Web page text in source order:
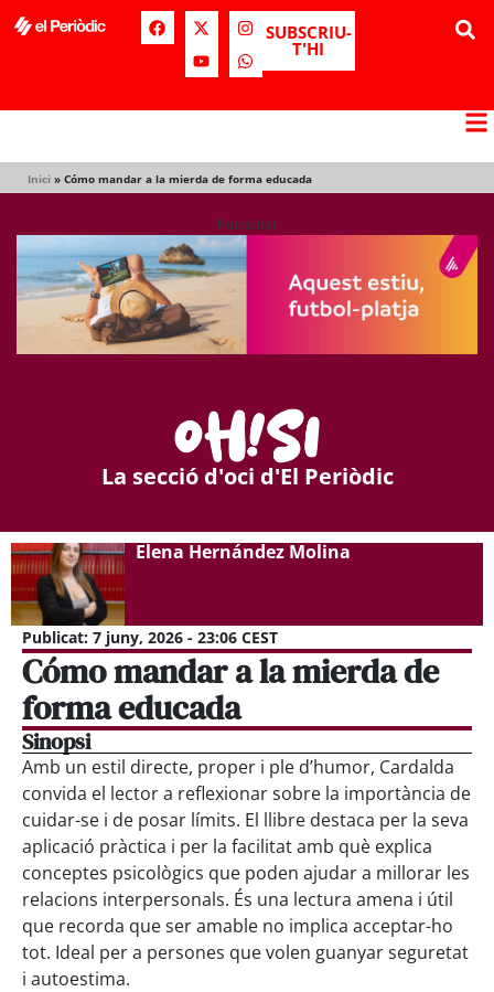
SUBSCRIU-
T'HI
Inici » Cómo mandar a la mierda de forma educada
Publicitat
La secció d'oci d'El Periòdic
Elena Hernández Molina
Publicat: 7 juny, 2026 - 23:06 CEST
Cómo mandar a la mierda de
forma educada
Sinopsi
Amb un estil directe, proper i ple d’humor, Cardalda
convida el lector a reflexionar sobre la importància de
cuidar-se i de posar límits. El llibre destaca per la seva
aplicació pràctica i per la facilitat amb què explica
conceptes psicològics que poden ajudar a millorar les
relacions interpersonals. És una lectura amena i útil
que recorda que ser amable no implica acceptar-ho
tot. Ideal per a persones que volen guanyar seguretat
i autoestima.